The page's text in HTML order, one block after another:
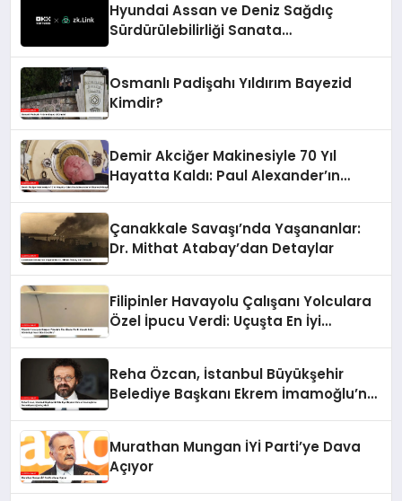
Hyundai Assan ve Deniz Sağdıç
Sürdürülebilirliği Sanata
Osmanlı Padişahı Yıldırım Bayezid
Kimdir?
Demir Akciğer Makinesiyle 70 Yıl
Hayatta Kaldı: Paul Alexander’ın
Çanakkale Savaşı’nda Yaşananlar:
Dr. Mithat Atabay’dan Detaylar
Filipinler Havayolu Çalışanı Yolculara
Özel İpucu Verdi: Uçuşta En İyi
Reha Özcan, İstanbul Büyükşehir
Belediye Başkanı Ekrem İmamoğlu’nu
Murathan Mungan İYİ Parti’ye Dava
Açıyor